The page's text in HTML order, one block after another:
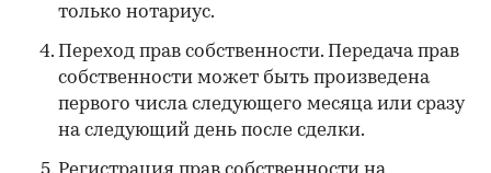
только нотариус.
Переход прав собственности. Передача прав
собственности может быть произведена
первого числа следующего месяца или сразу
на следующий день после сделки.